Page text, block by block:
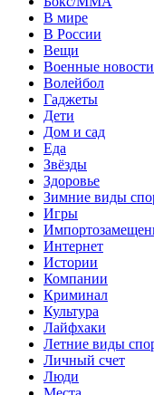
В мире
В России
Вещи
Военные новости
Волейбол
Гаджеты
Дети
Дом и сад
Еда
Звёзды
Здоровье
Зимние виды
Игры
Интернет
Истории
Компании
Криминал
Культура
Лайфхаки
Летние виды
Личный счет
Люди